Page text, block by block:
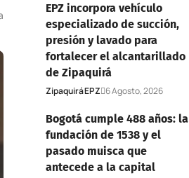
EPZ incorpora vehículo
especializado de succión,
presión y lavado para
fortalecer el alcantarillado
de Zipaquirá
ZipaquiráEPZ 6 Agosto, 2026
Bogotá cumple 488 años: la
fundación de 1538 y el
pasado muisca que
antecede a la capital